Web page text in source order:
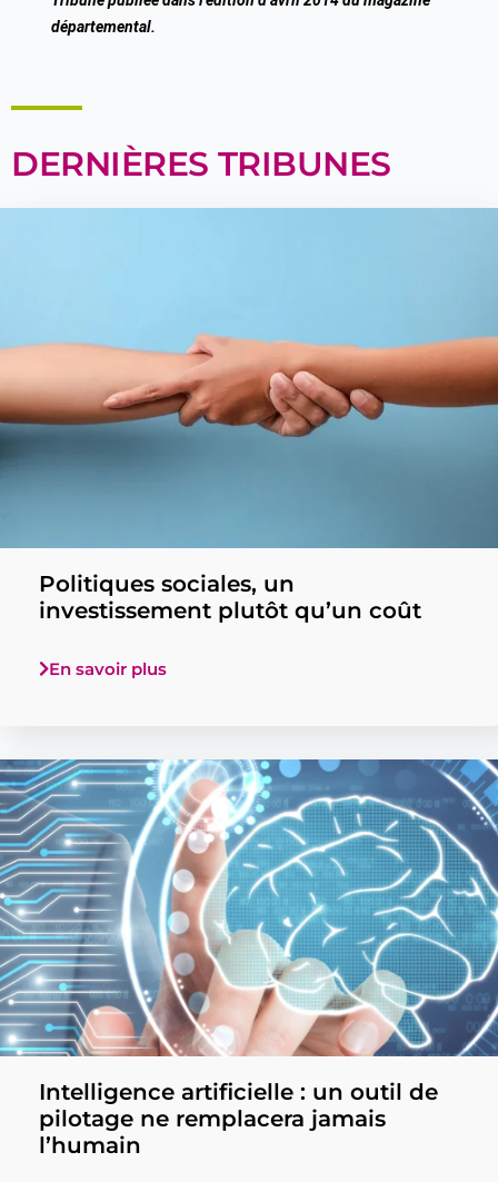
départemental.
DERNIÈRES TRIBUNES
Politiques sociales, un
investissement plutôt qu’un coût
En savoir plus
Intelligence artificielle : un outil de
pilotage ne remplacera jamais
l’humain